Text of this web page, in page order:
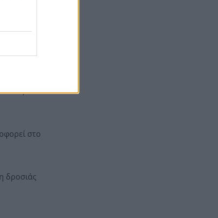
κάνουν
όσες δεν
στο
δροσιάς